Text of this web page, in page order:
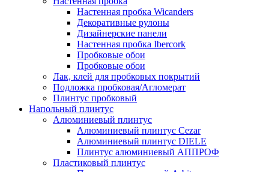
Настенная пробка Wicanders
Декоративные рулоны
Дизайнерские панели
Настенная пробка Ibercork
Пробковые обои
Пробковые обои
Лак, клей для пробковых покрытий
Подложка пробковая/Агломерат
Плинтус пробковый
Напольный плинтус
Алюминиевый плинтус
Алюминиевый плинтус Cezar
Алюминиевый плинтус DIELE
Плинтус алюминиевый АППРОФ
Пластиковый плинтус